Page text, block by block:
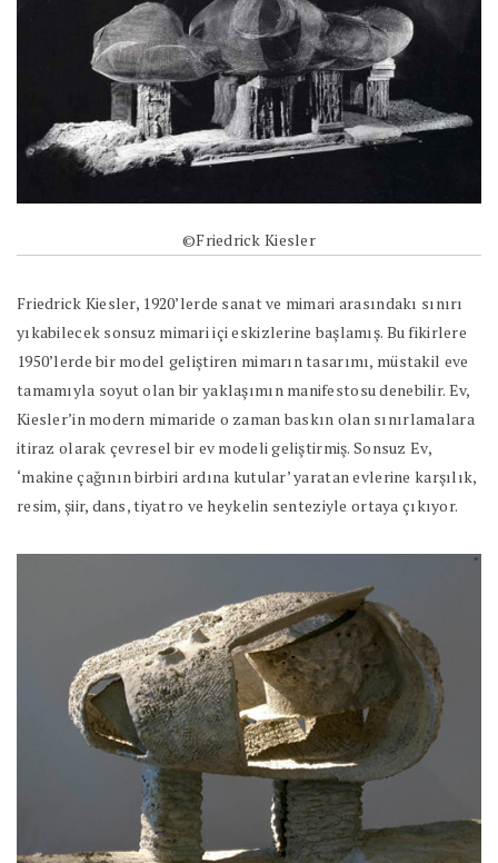
©Friedrick Kiesler
Friedrick Kiesler, 1920’lerde sanat ve mimari arasındakı sınırı
yıkabilecek sonsuz mimari içi eskizlerine başlamış. Bu fikirlere
1950’lerde bir model geliştiren mimarın tasarımı, müstakil eve
tamamıyla soyut olan bir yaklaşımın manifestosu denebilir. Ev,
Kiesler’in modern mimaride o zaman baskın olan sınırlamalara
itiraz olarak çevresel bir ev modeli geliştirmiş. Sonsuz Ev,
‘makine çağının birbiri ardına kutular’ yaratan evlerine karşılık,
resim, şiir, dans, tiyatro ve heykelin senteziyle ortaya çıkıyor.